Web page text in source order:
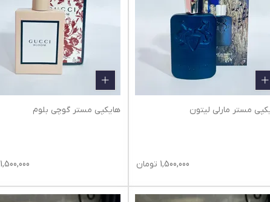
مستر مارلی لیتون
1,500,000 تومان
هایکپی مستر گوچی بلوم
1,500,000